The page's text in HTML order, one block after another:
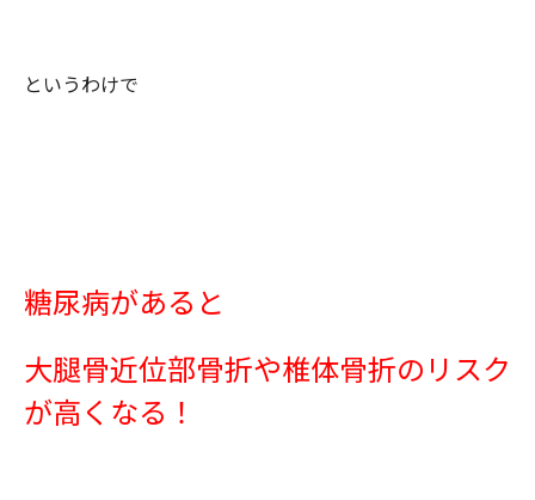
というわけで
糖尿病があると
大腿骨近位部骨折や椎体骨折のリスク
が高くなる！